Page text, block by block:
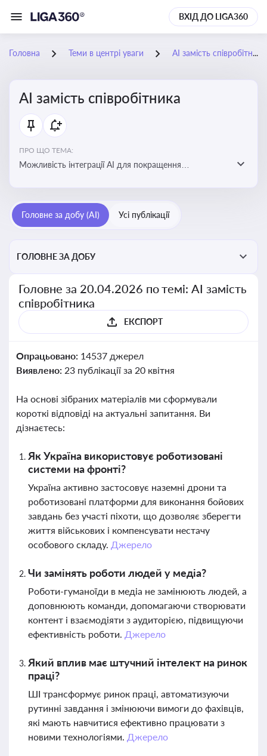
ВХІД ДО LIGA360
Головна Теми в центрі уваги АІ замість співробітника
АІ замість співробітника
ПРО ЩО ТЕМА:
Можливість інтеграції АІ для покращення
Головне за добу (AI) Усі публікації
ГОЛОВНЕ ЗА ДОБУ
Головне за 20.04.2026 по темі: АІ замість
співробітника
ЕКСПОРТ
Опрацьовано: 14537 джерел
Виявлено: 23 публікації за 20 квітня
На основі зібраних матеріалів ми сформували
короткі відповіді на актуальні запитання. Ви
дізнаєтесь:
Як Україна використовує роботизовані
системи на фронті?
Україна активно застосовує наземні дрони та
роботизовані платформи для виконання бойових
завдань без участі піхоти, що дозволяє зберегти
життя військових і компенсувати нестачу
особового складу. Джерело
Чи замінять роботи людей у медіа?
Роботи-гуманоїди в медіа не замінюють людей, а
доповнюють команди, допомагаючи створювати
контент і взаємодіяти з аудиторією, підвищуючи
ефективність роботи. Джерело
Який вплив має штучний інтелект на ринок
праці?
ШІ трансформує ринок праці, автоматизуючи
рутинні завдання і змінюючи вимоги до фахівців,
які мають навчитися ефективно працювати з
новими технологіями. Джерело